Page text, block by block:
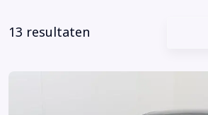
13 resultaten